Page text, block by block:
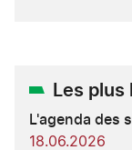
Les plus
L'agenda des
18.06.2026